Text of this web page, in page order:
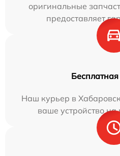
оригинальные
предоставляет
Наш курьер в
ваше устройство на